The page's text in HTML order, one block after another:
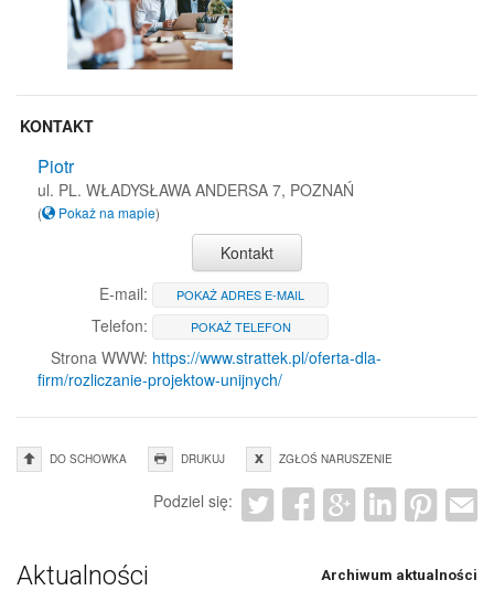
KONTAKT
Piotr
ul. PL. WŁADYSŁAWA ANDERSA 7, POZNAŃ
( Pokaż na mapie)
Kontakt
E-mail:
POKAŻ ADRES E-MAIL
Telefon: POKAŻ TELEFON
Strona WWW: https://www.strattek.pl/oferta-dla-
firm/rozliczanie-projektow-unijnych/
DO SCHOWKA DRUKUJ ZGŁOŚ NARUSZENIE
Podziel się:
Aktualności Archiwum aktualności